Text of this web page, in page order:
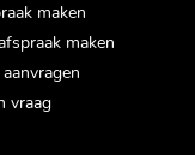
maken
maken
vraag